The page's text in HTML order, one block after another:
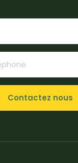
Contactez nous